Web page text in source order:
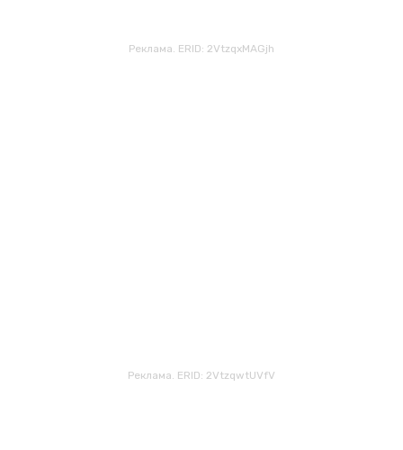
Реклама. ERID: 2VtzqxMAGjh
Реклама. ERID: 2VtzqwtUVfV